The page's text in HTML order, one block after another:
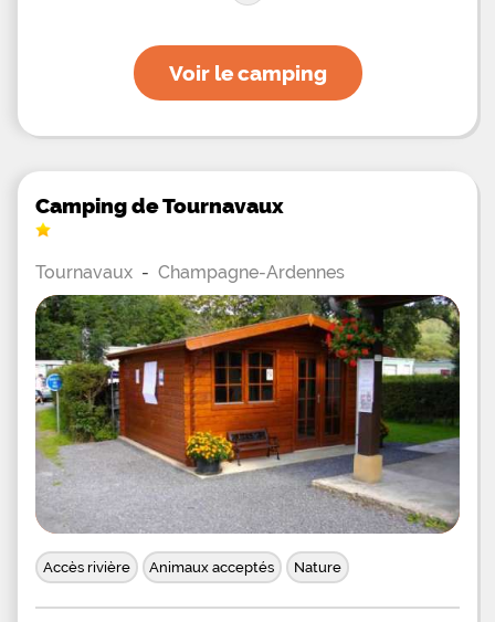
Voir le camping
Camping de Tournavaux
Tournavaux - Champagne-Ardennes
Accès rivière Animaux acceptés Nature